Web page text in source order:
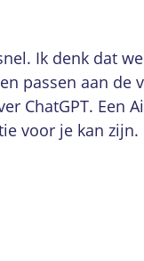
Ik denk dat
passen aan de
ChatGPT. Een
voor je kan